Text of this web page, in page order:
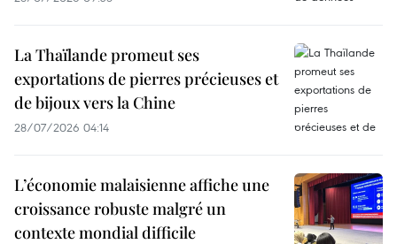
La Thaïlande promeut ses
exportations de pierres précieuses et
de bijoux vers la Chine
28/07/2026 04:14
L’économie malaisienne affiche une
croissance robuste malgré un
contexte mondial difficile